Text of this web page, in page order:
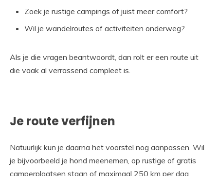
Zoek je rustige campings of juist meer comfort?
Wil je wandelroutes of activiteiten onderweg?
Als je die vragen beantwoordt, dan rolt er een route uit
die vaak al verrassend compleet is.
Je route verfijnen
Natuurlijk kun je daarna het voorstel nog aanpassen. Wil
je bijvoorbeeld je hond meenemen, op rustige of gratis
camperplaatsen staan of maximaal 250 km per dag